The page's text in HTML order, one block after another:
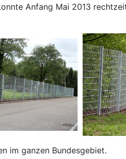
Anfang Mai 2013
im ganzen Bundesgebiet.